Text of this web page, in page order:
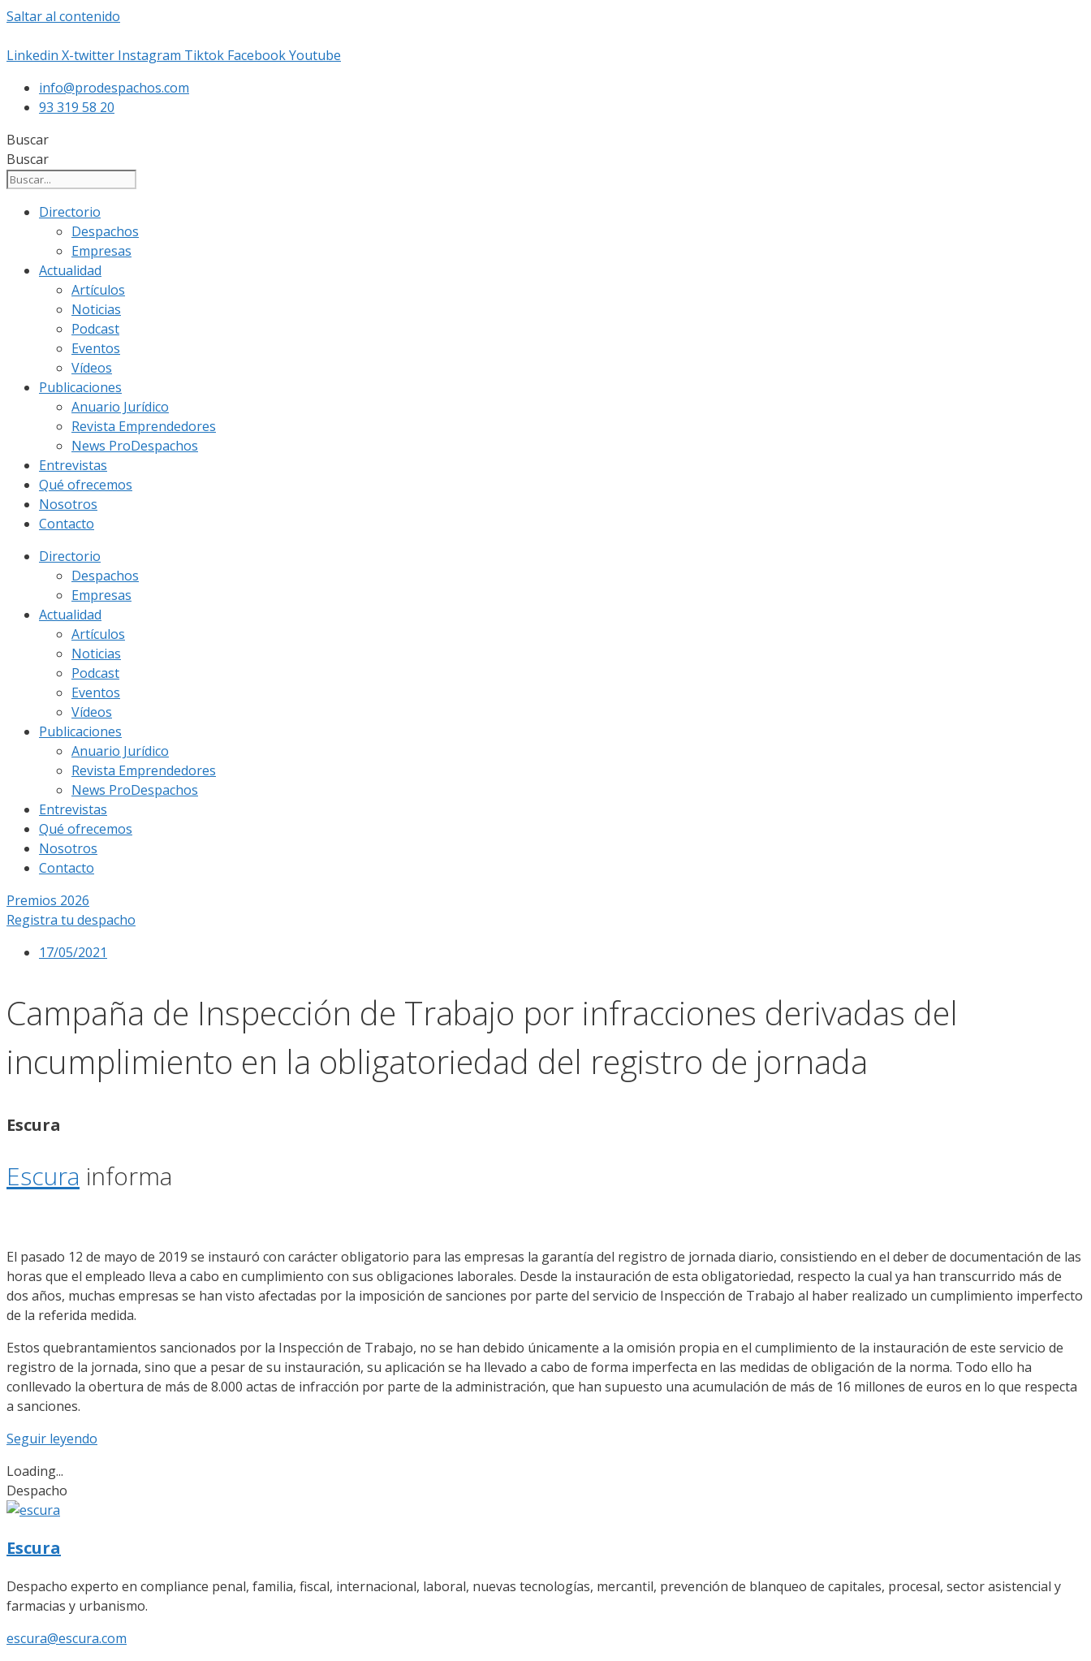
Saltar al contenido
Linkedin X-twitter Instagram Tiktok FacebookYoutube
info@prodespachos.com
93 319 58 20
Buscar
Buscar
Directorio
Despachos
Empresas
Actualidad
Artículos
Noticias
Podcast
Eventos
Vídeos
Publicaciones
Anuario Jurídico
Revista Emprendedores
News ProDespachos
Entrevistas
Qué ofrecemos
Nosotros
Contacto
Directorio
Despachos
Empresas
Actualidad
Artículos
Noticias
Podcast
Eventos
Vídeos
Publicaciones
Anuario Jurídico
Revista Emprendedores
News ProDespachos
Entrevistas
Qué ofrecemos
Nosotros
Contacto
Premios 2026
Registra tu despacho
17/05/2021
Campaña de Inspección de Trabajo por infracciones derivadas del
incumplimiento en la obligatoriedad del registro de jornada
Escura
Escura informa
El pasado 12 de mayo de 2019 se instauró con carácter obligatorio para las empresas la garantía del registro de jornada diario, consistiendo en el deber de documentación de las
horas que el empleado lleva a cabo en cumplimiento con sus obligaciones laborales. Desde la instauración de esta obligatoriedad, respecto la cual ya han transcurrido más de
dos años, muchas empresas se han visto afectadas por la imposición de sanciones por parte del servicio de Inspección de Trabajo al haber realizado un cumplimiento imperfecto
de la referida medida.
Estos quebrantamientos sancionados por la Inspección de Trabajo, no se han debido únicamente a la omisión propia en el cumplimiento de la instauración de este servicio de
registro de la jornada, sino que a pesar de su instauración, su aplicación se ha llevado a cabo de forma imperfecta en las medidas de obligación de la norma. Todo ello ha
conllevado la obertura de más de 8.000 actas de infracción por parte de la administración, que han supuesto una acumulación de más de 16 millones de euros en lo que respecta
a sanciones.
Seguir leyendo
Loading...
Despacho
Escura
Despacho experto en compliance penal, familia, fiscal, internacional, laboral, nuevas tecnologías, mercantil, prevención de blanqueo de capitales, procesal, sector asistencial y
farmacias y urbanismo.
escura@escura.com